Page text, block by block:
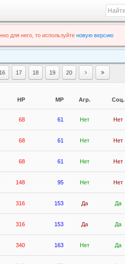
для него, то используйте новую версию
16 17 18 19 20
HP MP Агр. Соц.
68 61 Нет Нет
68 61 Нет Нет
68 61 Нет Нет
148 95 Нет Нет
316 153 Да Да
316 153 Да Да
340 163 Нет Да